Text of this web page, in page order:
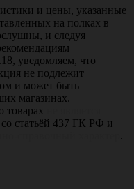
и цены, указанные
на полках в
и следуя
уведомляем, что
не подлежит
и может быть
магазинах.
товарах
со статьёй 437 ГК РФ и
.